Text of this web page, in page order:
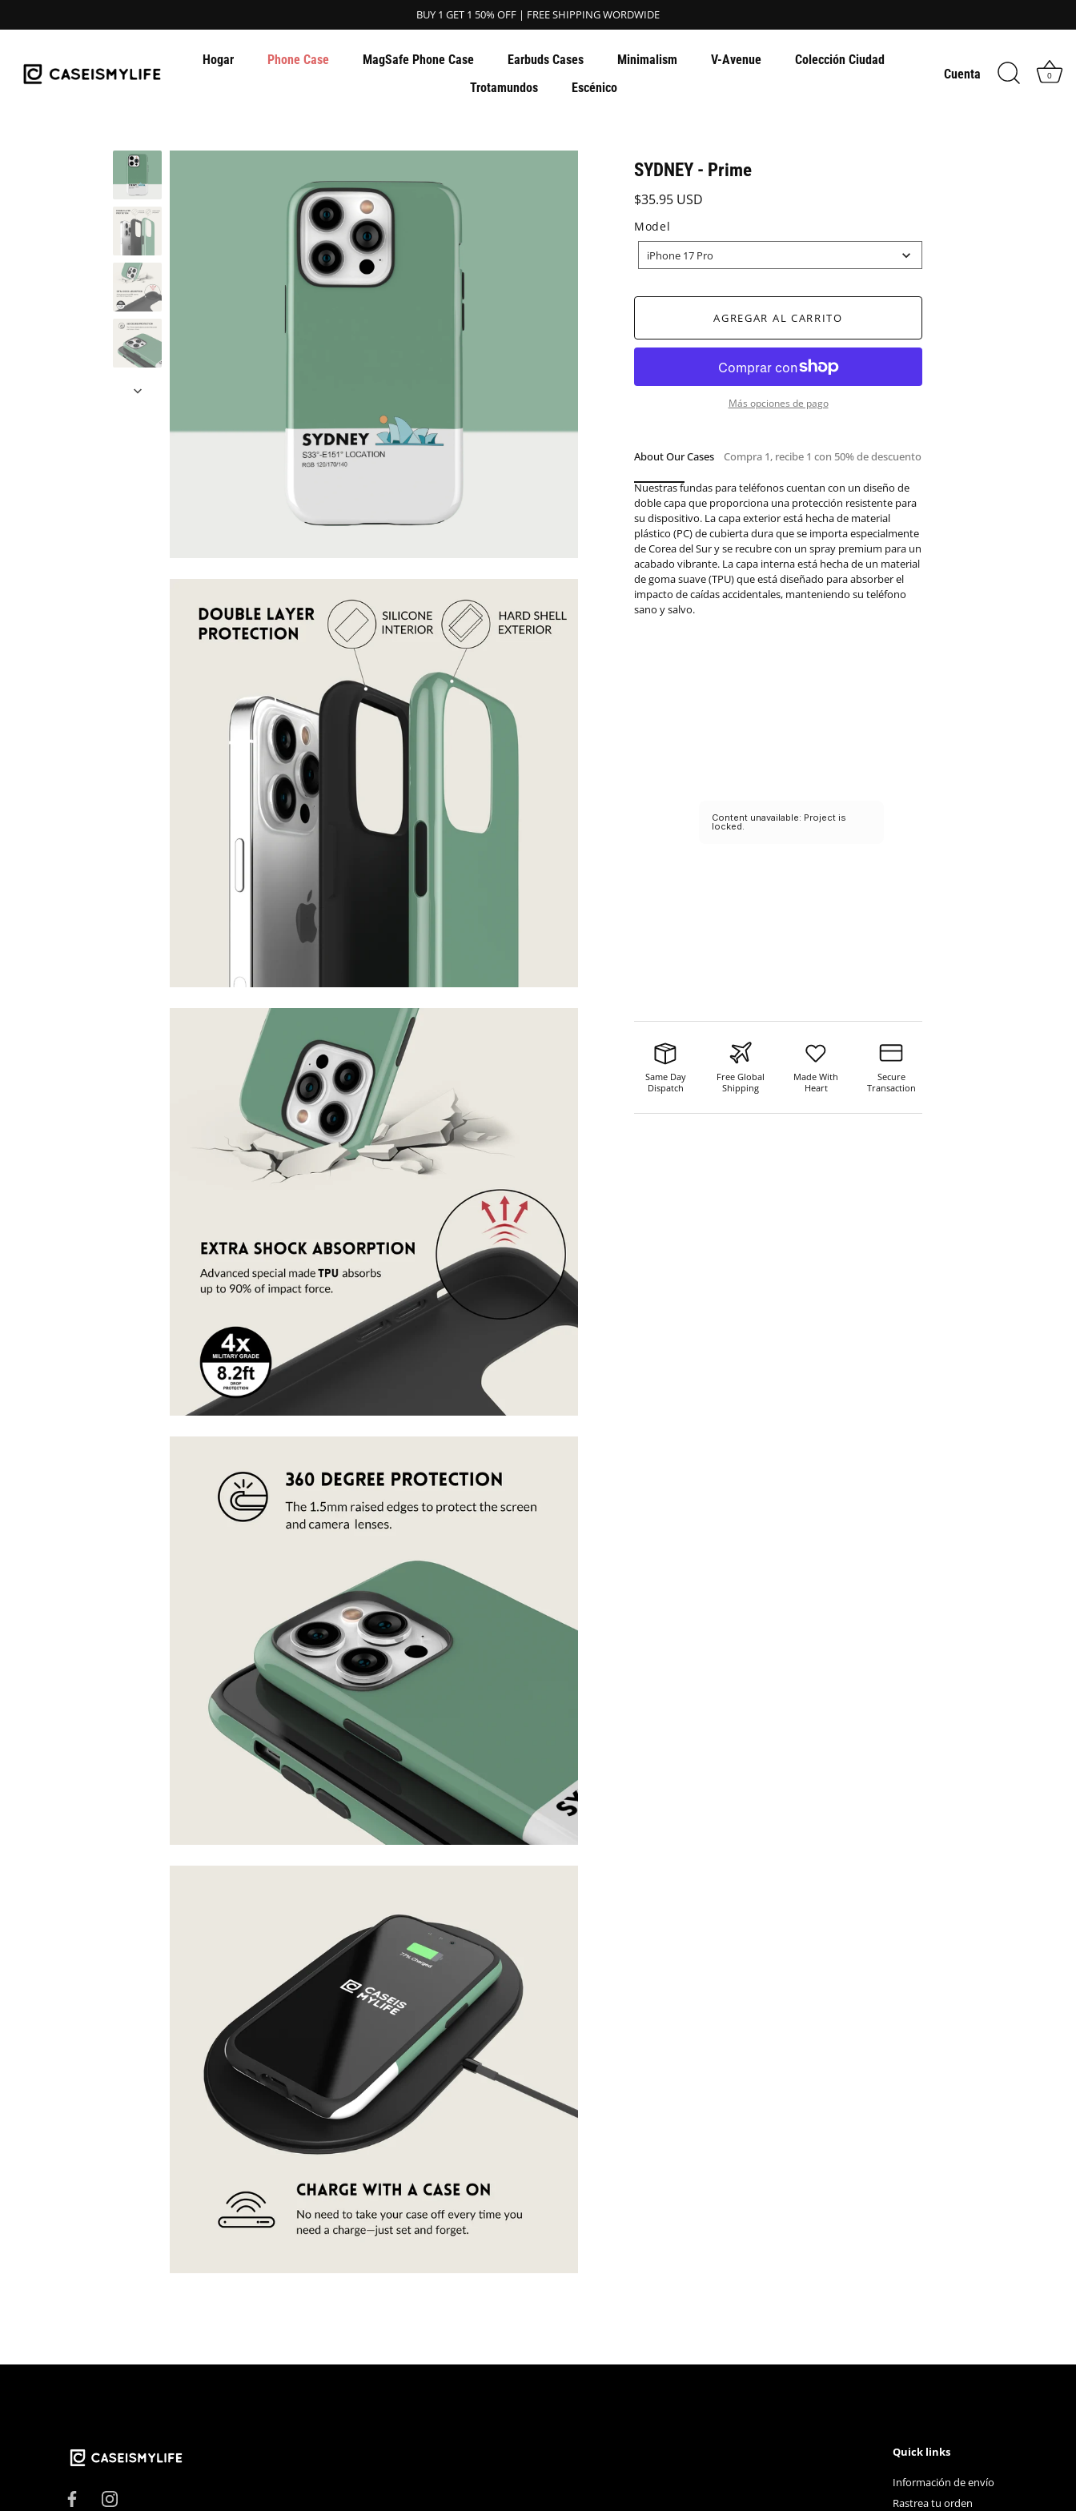
BUY 1 GET 1 50% OFF | FREE SHIPPING WORDWIDE
Hogar Phone Case MagSafe Phone Case Earbuds Cases Minimalism V-Avenue
Colección Ciudad
Trotamundos
Escénico
Cuenta 0
SYDNEY - Prime
$35.95 USD
Model
iPhone 17 Pro
AGREGAR AL CARRITO
Más opciones de pago
About Our Cases Compra 1, recibe 1 con 50% de descuento
Nuestras fundas para teléfonos cuentan con un diseño de
doble capa que proporciona una protección resistente para
su dispositivo. La capa exterior está hecha de material
plástico (PC) de cubierta dura que se importa especialmente
de Corea del Sur y se recubre con un spray premium para un
acabado vibrante. La capa interna está hecha de un material
de goma suave (TPU) que está diseñado para absorber el
impacto de caídas accidentales, manteniendo su teléfono
sano y salvo.
Same Day
Dispatch
Free Global
Shipping
Made With
Heart
Secure
Transaction
Quick links
Información de envío
Rastrea tu orden